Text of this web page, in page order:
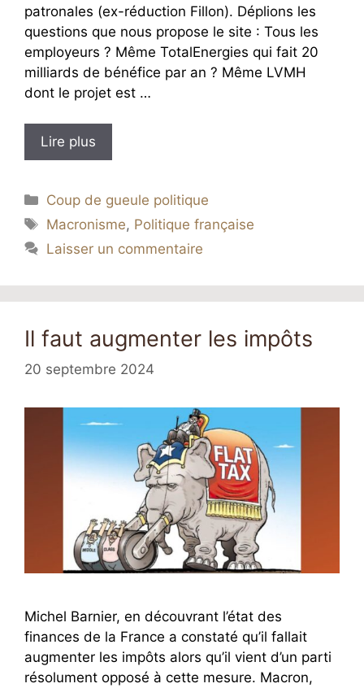
patronales (ex-réduction Fillon). Déplions les
questions que nous propose le site : Tous les
employeurs ? Même TotalEnergies qui fait 20
milliards de bénéfice par an ? Même LVMH
dont le projet est …
Lire plus
Catégories
Coup de gueule politique
Étiquettes
Macronisme, Politique française
Laisser un commentaire
Il faut augmenter les impôts
20 septembre 2024
Michel Barnier, en découvrant l’état des
finances de la France a constaté qu’il fallait
augmenter les impôts alors qu’il vient d’un parti
résolument opposé à cette mesure. Macron,